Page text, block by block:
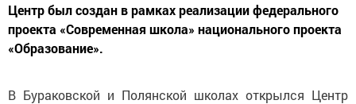
Центр был создан в рамках реализации федерального
проекта «Современная школа» национального проекта
«Образование».
В Бураковской и Полянской школах открылся Центр